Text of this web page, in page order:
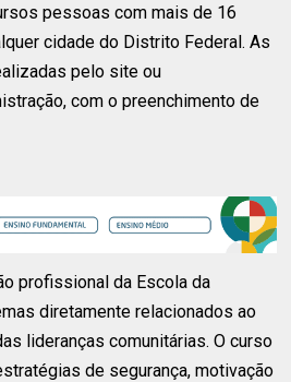
pessoas com mais de 16
cidade do Distrito Federal. As
pelo site ou
com o preenchimento de
profissional da Escola da
diretamente relacionados ao
lideranças comunitárias. O curso
de segurança, motivação